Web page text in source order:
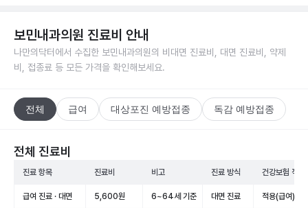
보민내과의원 진료비 안내
나만의닥터에서 수집한 보민내과의원의 비대면 진료비, 대면 진료비, 약제
비, 접종료 등 모든 가격을 확인해보세요.
전체 급여 대상포진 예방접종 독감 예방접종
전체 진료비
진료 항목 진료비 비고 진료 방식 건강보험 적용
급여 진료 · 대면 5,600원 6~64세 기준 대면 진료 적용(급여)